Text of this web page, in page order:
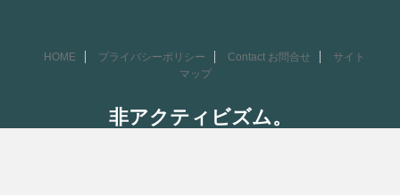
HOME プライバシーポリシー Contact お問合せ
サイト
マップ
非アクティビズム。